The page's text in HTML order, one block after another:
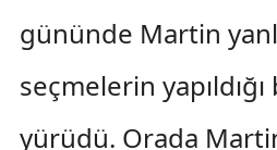
gününde Martin
seçmelerin
yürüdü. Orada